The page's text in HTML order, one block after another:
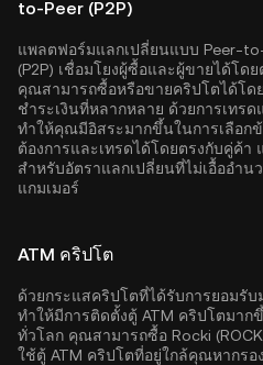
to-Peer (P2P)
แพลตฟอร์มแลกเปลี่ยนแบบ Peer-
(P2P) เชื่อมโยงผู้ซื้อและผู้ขายได้โด
คุณสามารถซื้อหรือขายคริปโตได้โด
ชำระเงินที่หลากหลาย ด้วยการเทรด
ทำให้คุณมีอิสระมากขึ้นในการเลือก
ต้องการและเทรดได้โดยตรงกับคู่ค้า
สำหรับอัตราแลกเปลี่ยนที่ไม่เอื้ออำน
แกมเมอร์
ATM คริปโต
ด้วยกระแสคริปโตที่ได้รับการยอมรั
ทำให้มีการติดตั้งตู้ ATM คริปโตมาก
ทั่วโลก คุณสามารถซื้อ Rocki
ใช้ตู้ ATM คริปโตที่อยู่ใกล้คุณหากรอ